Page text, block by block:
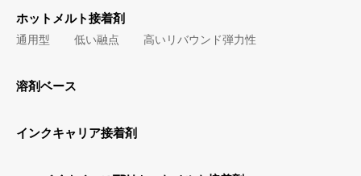
ホットメルト接着剤
通用型 低い融点 高いリバウンド弾力性
溶剤ベース
インクキャリア接着剤